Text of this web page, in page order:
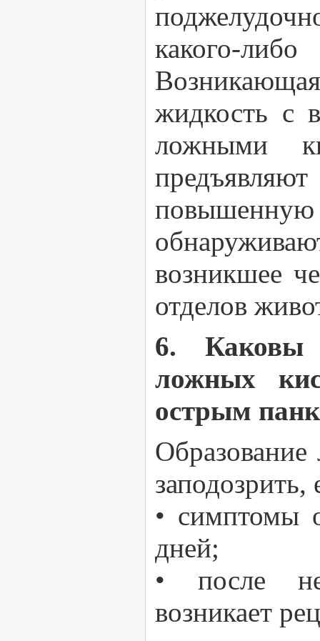
какого-
жидкость с
ложными
возникшее
отделов
6. Каковы
ложных
острым
• симптомы
дней;
• после
возникает